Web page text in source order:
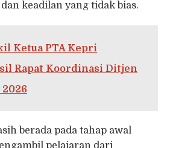
keadilan yang tidak bias.
Ketua PTA Kepri
Rapat Koordinasi Ditjen
berada pada tahap awal